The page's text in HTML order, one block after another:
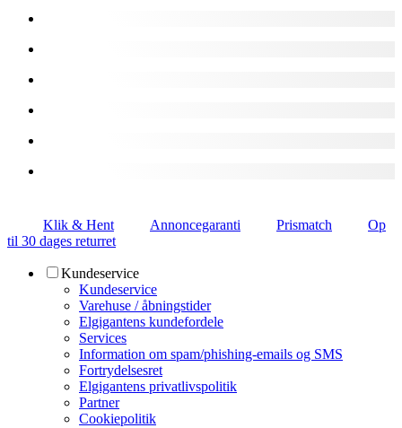
Klik & Hent Annoncegaranti Prismatch
Op
til 30 dages returret
Kundeservice
Kundeservice
Varehuse / åbningstider
Elgigantens kundefordele
Services
Information om spam/phishing-emails og SMS
Fortrydelsesret
Elgigantens privatlivspolitik
Partner
Cookiepolitik